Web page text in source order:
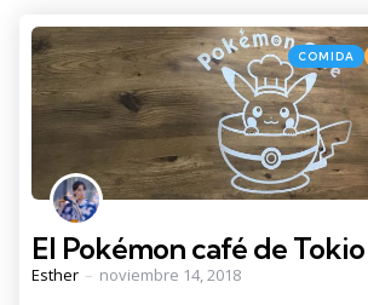
Categories
Posted
in
COMIDA
El Pokémon café de Tokio
Posted
Esther noviembre 14, 2018